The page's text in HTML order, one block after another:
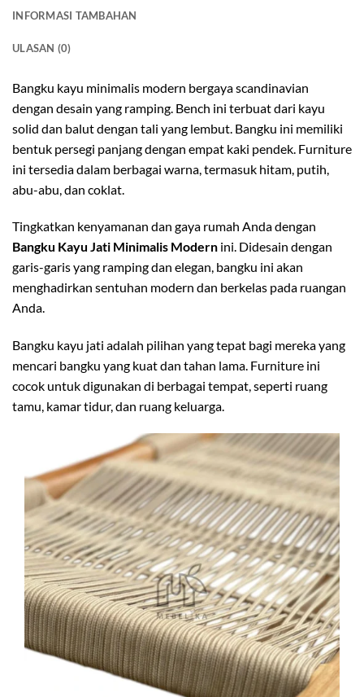
INFORMASI TAMBAHAN
ULASAN (0)
Bangku kayu minimalis modern bergaya scandinavian
dengan desain yang ramping. Bench ini terbuat dari kayu
solid dan balut dengan tali yang lembut. Bangku ini memiliki
bentuk persegi panjang dengan empat kaki pendek. Furniture
ini tersedia dalam berbagai warna, termasuk hitam, putih,
abu-abu, dan coklat.
Tingkatkan kenyamanan dan gaya rumah Anda dengan
Bangku Kayu Jati Minimalis Modern ini. Didesain dengan
garis-garis yang ramping dan elegan, bangku ini akan
menghadirkan sentuhan modern dan berkelas pada ruangan
Anda.
Bangku kayu jati adalah pilihan yang tepat bagi mereka yang
mencari bangku yang kuat dan tahan lama. Furniture ini
cocok untuk digunakan di berbagai tempat, seperti ruang
tamu, kamar tidur, dan ruang keluarga.